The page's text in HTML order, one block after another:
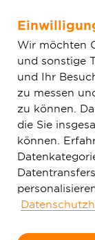
Zum
Aktuelles
unterzeichnet
Wir möchten
und sonstige
und Ihr
zu messen
zu können.
die Sie
können.